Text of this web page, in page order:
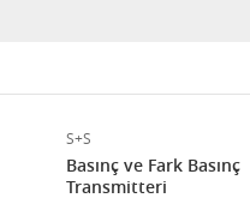
S+S
Basınç ve Fark Basınç
Transmitteri